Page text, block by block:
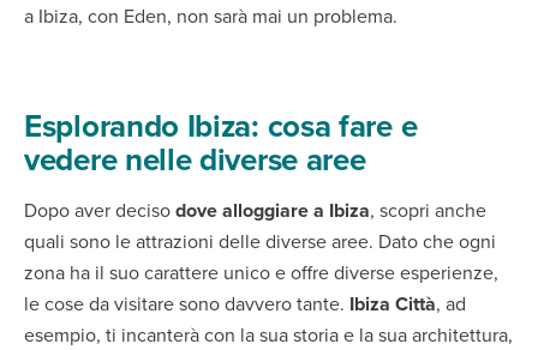
a Ibiza, con Eden, non sarà mai un problema.
Esplorando Ibiza: cosa fare e
vedere nelle diverse aree
Dopo aver decisodove alloggiare a Ibiza, scopri anche
quali sono le attrazioni delle diverse aree. Dato che ogni
zona ha il suo carattere unico e offre diverse esperienze,
le cose da visitare sono davvero tante. Ibiza Città, ad
esempio, ti incanterà con la sua storia e la sua architettura,